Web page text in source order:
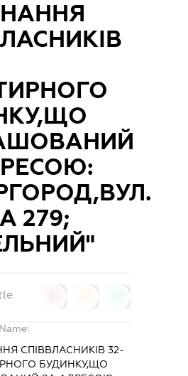
279;
СПІВВЛАСНИКІВ 32-
БУДИНКУ,ЩО